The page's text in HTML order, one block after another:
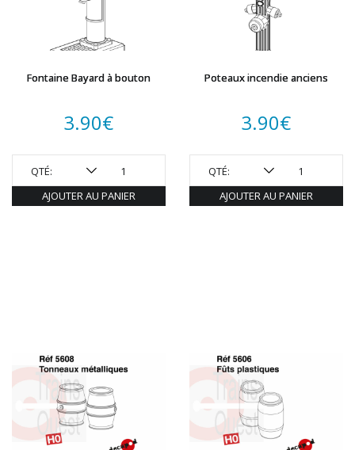
Fontaine Bayard à bouton
3.90€
QTÉ:
AJOUTER AU PANIER
Poteaux incendie anciens
3.90€
QTÉ:
AJOUTER AU PANIER